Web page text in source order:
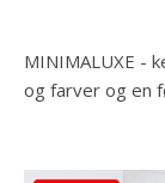
MINIMALUXE -
og farver og en